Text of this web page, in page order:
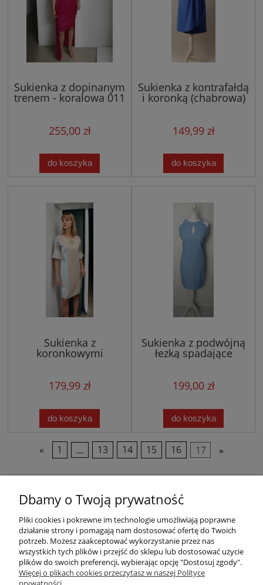
Sukienka z dopinanym
trenem - koralowa 011
255,00 zł
do koszyka
Sukienka z kontrafałdą
i koronką (chabrowa)
149,99 zł
do koszyka
Sukienka z
koronkowymi
rękawami 003
179,99 zł
do koszyka
Sukienka z podwójną
łezką spadające
ramionka BŁĘKITNA
199,00 zł
do koszyka
« 1 ... 13 14 15 16 17 »
Warunki zakupów
Dbamy o Twoją prywatność
Pliki cookies i pokrewne im technologie umożliwiają poprawne
działanie strony i pomagają nam dostosować ofertę do Twoich
potrzeb. Możesz zaakceptować wykorzystanie przez nas
wszystkich tych plików i przejść do sklepu lub dostosować użycie
plików do swoich preferencji, wybierając opcję "Dostosuj zgody".
Więcej o plikach cookies przeczytasz w naszej Polityce